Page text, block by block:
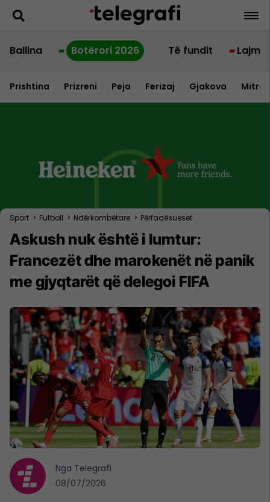
Ballina Botërori 2026 Të fundit Lajme
Prishtina Prizreni Peja Ferizaj Gjakova
Sport > Futboll > Ndërkombëtare > Përfaqësueset
Askush nuk është i lumtur:
Francezët dhe marokenët në panik
me gjyqtarët që delegoi FIFA
Nga Telegrafi
08/07/2026